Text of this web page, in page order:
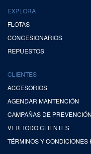
EXPLORA
FLOTAS
CONCESIONARIOS
REPUESTOS
CLIENTES
ACCESORIOS
AGENDAR MANTENCIÓN
CAMPAÑAS DE PREVENCIÓN
VER TODO CLIENTES
TÉRMINOS Y CONDICIONES